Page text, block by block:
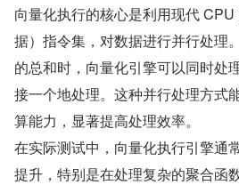
向量化执行的核心是利用现代
据）指令集，对数据进行并行处理
的总和时，向量化引擎可以同时处
接一个地处理。这种并行处理方式
算能力，显著提高处理效率。
在实际测试中，向量化执行引擎通
提升，特别是在处理复杂的聚合函